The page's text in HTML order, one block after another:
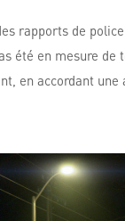
rapports de
été en mesure
en accordant